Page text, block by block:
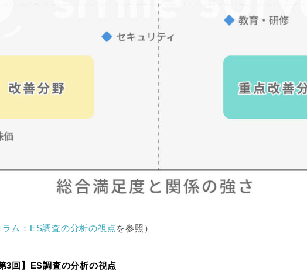
ラム：ES調査の分析の視点を参照）
第3回】ES調査の分析の視点